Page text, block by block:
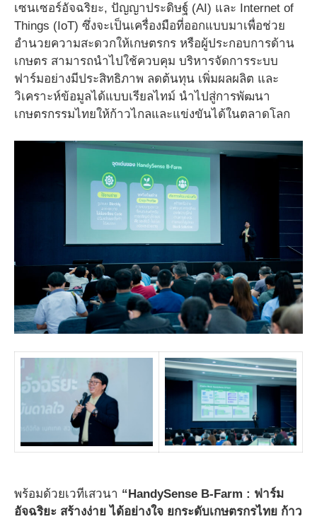
เซนเซอร์อัจฉริยะ, ปัญญาประดิษฐ์ (AI) และ Internet of
Things (IoT) ซึ่งจะเป็นเครื่องมือที่ออกแบบมาเพื่อช่วย
อำนวยความสะดวกให้เกษตรกร หรือผู้ประกอบการด้าน
เกษตร สามารถนำไปใช้ควบคุม บริหารจัดการระบบ
ฟาร์มอย่างมีประสิทธิภาพ ลดต้นทุน เพิ่มผลผลิต และ
วิเคราะห์ข้อมูลได้แบบเรียลไทม์ นำไปสู่การพัฒนา
เกษตรกรรมไทยให้ก้าวไกลและแข่งขันได้ในตลาดโลก
พร้อมด้วยเวทีเสวนา “HandySense B-Farm : ฟาร์ม
อัจฉริยะ สร้างง่าย ได้อย่างใจ ยกระดับเกษตรกรไทย ก้าว